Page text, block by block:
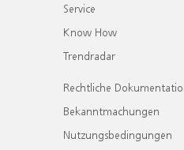
Service
Know How
Trendradar
Rechtliche
Bekanntmachungen
Nutzungsbedingungen